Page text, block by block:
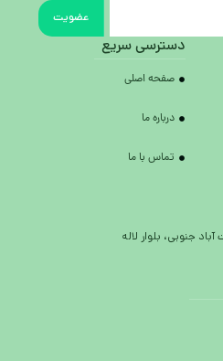
عضویت
دسترسی سریع
صفحه اصلی
درباره ما
تماس با ما
جنوبی، بلوار لاله